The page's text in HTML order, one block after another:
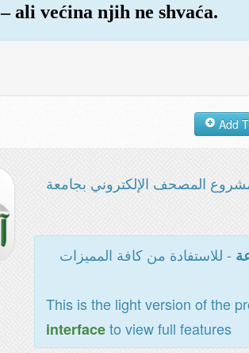
– ali većina njih ne shvaća.
المصحف الإلكتروني بجامعة
- للاستفادة من كافة المميزات
This is the light version of the
interfaceto view full features